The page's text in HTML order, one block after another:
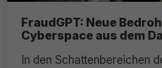
FraudGPT: Neue
Cyberspace aus dem
In den Schattenbereichen